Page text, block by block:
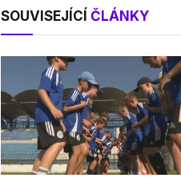
SOUVISEJÍCÍČLÁNKY